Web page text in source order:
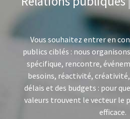
Vous souhaitez entrer en
publics ciblés : nous
spécifique, rencontre,
besoins, réactivité,
délais et des budgets : pour
valeurs trouvent le vecteur le
efficace.